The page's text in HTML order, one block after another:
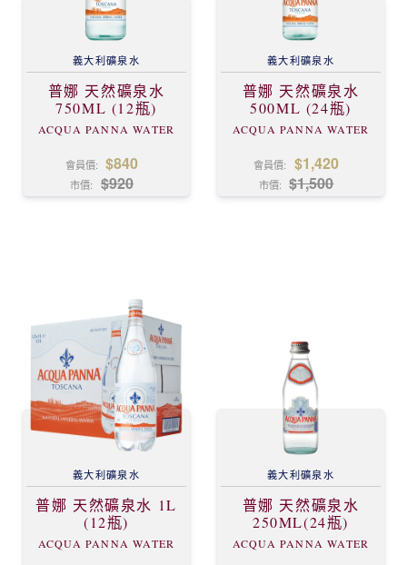
義大利礦泉水
普娜 天然礦泉水
750ML (12瓶)
ACQUA PANNA WATER
會員價: $840
市價: $920
義大利礦泉水
普娜 天然礦泉水
500ML (24瓶)
ACQUA PANNA WATER
會員價: $1,420
市價: $1,500
義大利礦泉水
普娜 天然礦泉水 1L
(12瓶)
ACQUA PANNA WATER
義大利礦泉水
普娜 天然礦泉水
250ML(24瓶)
ACQUA PANNA WATER